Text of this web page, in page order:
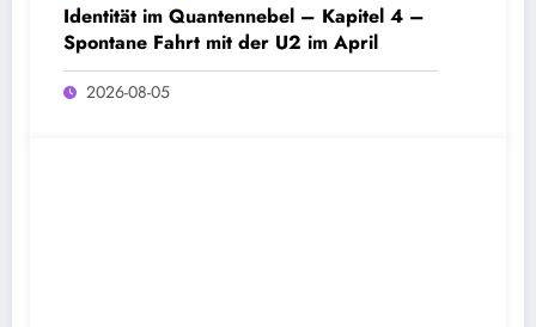
Identität im Quantennebel – Kapitel 4 –
Spontane Fahrt mit der U2 im April
2026-08-05